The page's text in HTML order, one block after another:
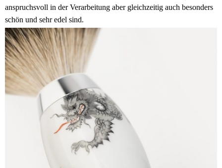
anspruchsvoll in der Verarbeitung aber gleichzeitig auch besonders
schön und sehr edel sind.